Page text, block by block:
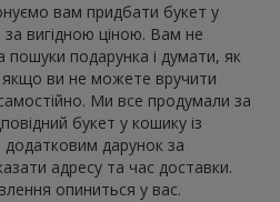
вам придбати букет у
за вигідною ціною. Вам не
пошуки подарунка і думати, як
якщо ви не можете вручити
Ми все продумали за
букет у кошику із
дарунок за
адресу та час доставки.
опиниться у вас.